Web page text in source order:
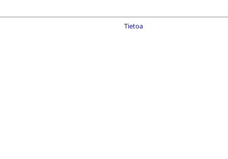
Tietoa